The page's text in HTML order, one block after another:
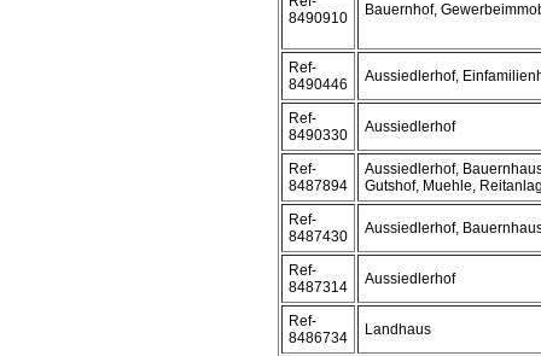
8490910
Bauernhof,
Ref-
8490446
Aussiedlerhof,
Ref-
8490330
Aussiedlerhof
Ref-
8487894
Aussiedlerhof,
Gutshof, Muehle,
Ref-
8487430
Aussiedlerhof,
Ref-
8487314
Aussiedlerhof
Ref-
8486734
Landhaus